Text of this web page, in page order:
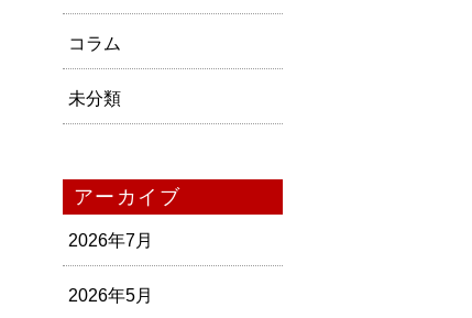
コラム
未分類
アーカイブ
2026年7月
2026年5月